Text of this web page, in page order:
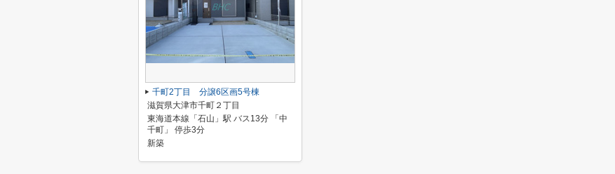
千町2丁目 分譲6区画5号棟
滋賀県大津市千町２丁目
東海道本線「石山」駅 バス13分 「中
千町」 停歩3分
新築